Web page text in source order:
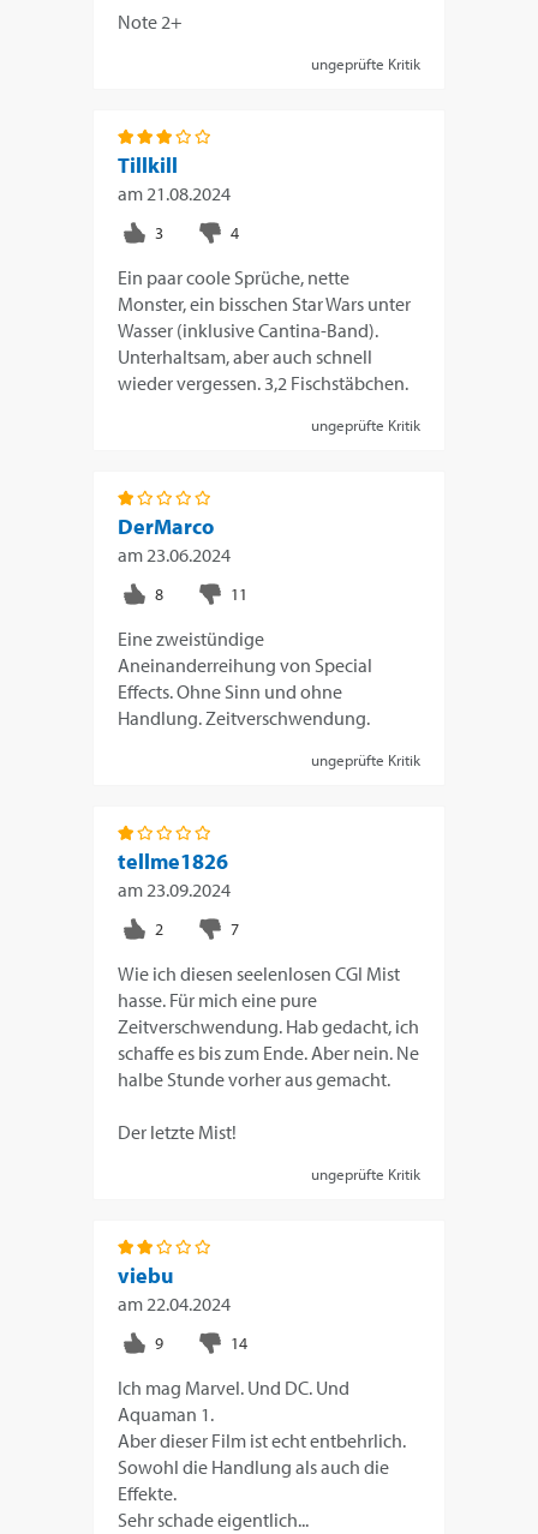
Note 2+
ungeprüfte Kritik
Tillkill
am21.08.2024
Ein paar coole Sprüche, nette
Monster, ein bisschen Star Wars unter
Wasser (inklusive Cantina-Band).
Unterhaltsam, aber auch schnell
wieder vergessen. 3,2 Fischstäbchen.
ungeprüfte Kritik
DerMarco
am23.06.2024
Eine zweistündige
Aneinanderreihung von Special
Effects. Ohne Sinn und ohne
Handlung. Zeitverschwendung.
ungeprüfte Kritik
tellme1826
am23.09.2024
Wie ich diesen seelenlosen CGI Mist
hasse. Für mich eine pure
Zeitverschwendung. Hab gedacht, ich
schaffe es bis zum Ende. Aber nein. Ne
halbe Stunde vorher aus gemacht.
Der letzte Mist!
ungeprüfte Kritik
viebu
am22.04.2024
Ich mag Marvel. Und DC. Und
Aquaman 1.
Aber dieser Film ist echt entbehrlich.
Sowohl die Handlung als auch die
Effekte.
Sehr schade eigentlich...